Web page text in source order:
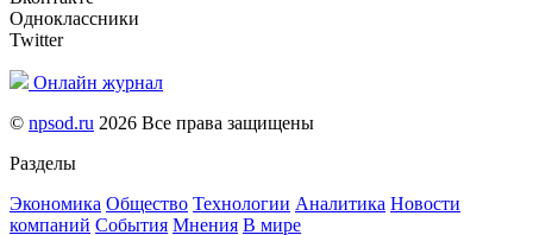
Одноклассники
Twitter
Онлайн журнал
© npsod.ru 2026 Все права защищены
Разделы
Экономика Общество Технологии Аналитика Новости
компаний События Мнения В мире